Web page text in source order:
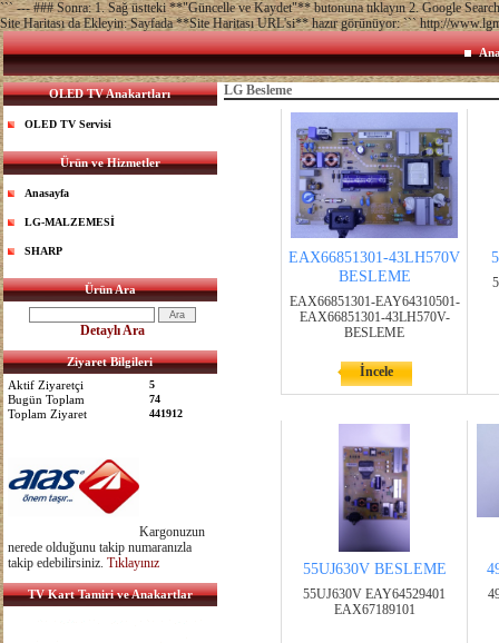
``` --- ### Sonra: 1. Sağ üstteki **"Güncelle ve Kaydet"** butonuna tıklayın 2. Google
Site Haritası da Ekleyin: Sayfada **Site Haritası URL'si** hazır görünüyor: ``` http://
OLED TV Anakartları
OLED TV Servisi
Ürün ve Hizmetler
Anasayfa
LG-MALZEMESİ
SHARP
Ürün Ara
Detaylı Ara
Ziyaret Bilgileri
Aktif Ziyaretçi
5
Bugün Toplam 74
Toplam Ziyaret 441912
Kargonuzun
nerede olduğunu takip numaranızla
takip edebilirsiniz. Tıklayınız
TV Kart Tamiri ve Anakartlar
LG Besleme
EAX66851301-43LH570V
BESLEME
EAX66851301-EAY64310501-
EAX66851301-43LH570V-
BESLEME
İncele
55UJ630V BESLEME
55UJ630V EAY64529401
EAX67189101